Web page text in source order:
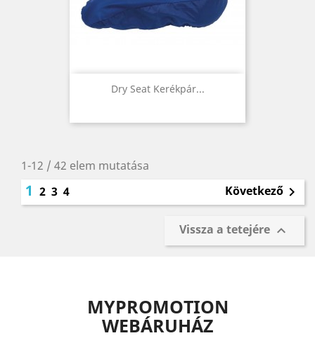
Dry Seat Kerékpár...
1-12 / 42 elem mutatása
1 2 3 4 Következő 
Vissza a tetejére 
MYPROMOTION
WEBÁRUHÁZ